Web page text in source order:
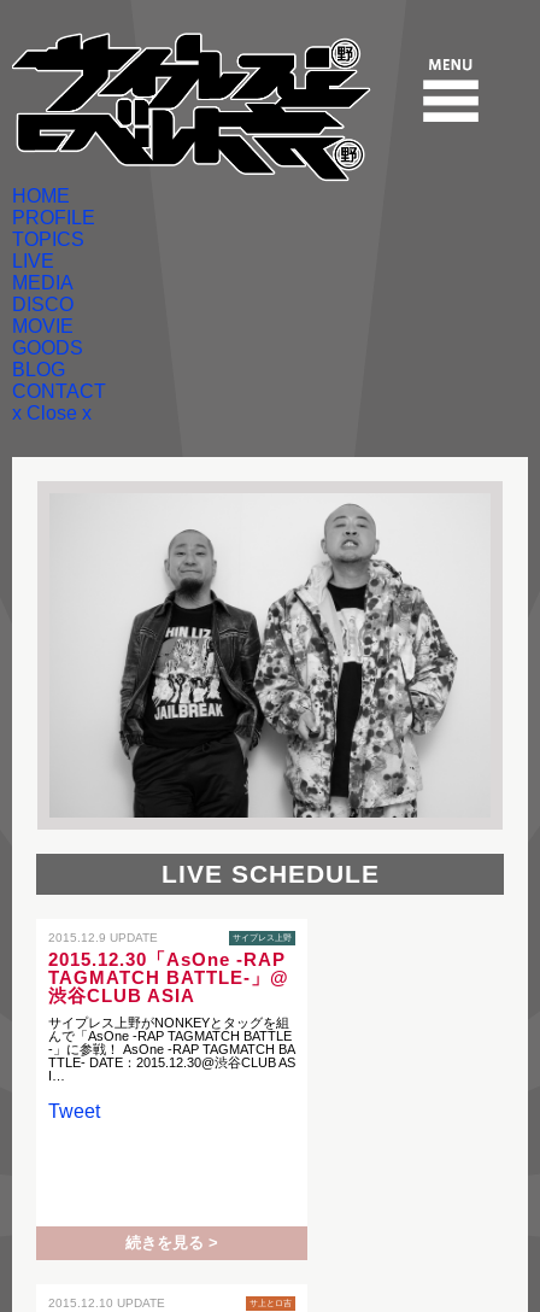
HOME
PROFILE
TOPICS
LIVE
MEDIA
DISCO
MOVIE
GOODS
BLOG
CONTACT
x Close x
LIVE SCHEDULE
2015.12.9 UPDATE サイプレス上野
2015.12.30「AsOne -RAP
TAGMATCH BATTLE-」@
渋谷CLUB ASIA
サイプレス上野がNONKEYとタッグを組
んで「AsOne -RAP TAGMATCH BATTLE
-」に参戦！ AsOne -RAP TAGMATCH BA
TTLE- DATE：2015.12.30@渋谷CLUB AS
Tweet
続きを見る >
2015.12.10 UPDATE サ上とロ吉